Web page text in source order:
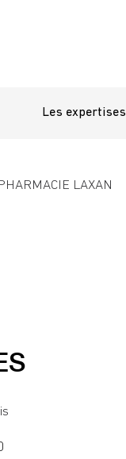
Les expertises
PHARMACIE LAXAN